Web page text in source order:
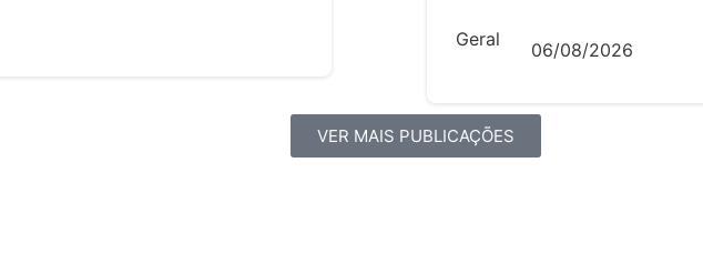
Geral 06/08/2026
VER MAIS PUBLICAÇÕES